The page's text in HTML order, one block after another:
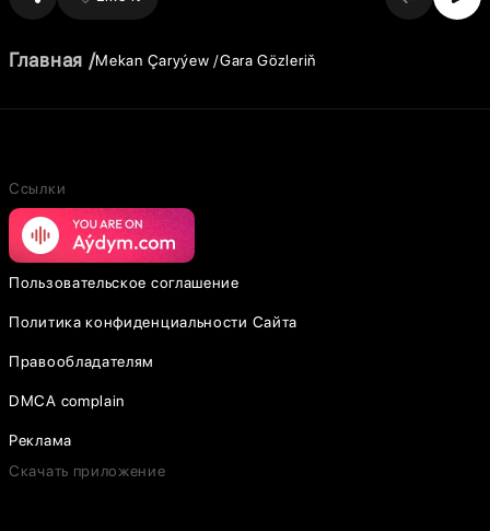
Главная Mekan Çaryýew Gara Gözleriň
Ссылки
Пользовательское соглашение
Политика конфиденциальности Сайта
Правообладателям
DMCA complain
Реклама
Скачать приложение